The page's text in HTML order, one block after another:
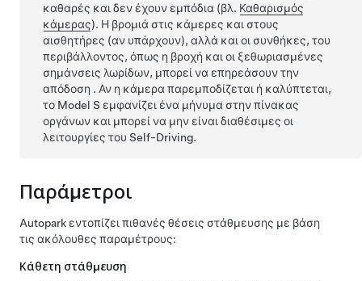
καθαρές και δεν έχουν εμπόδια (βλ. Καθαρισμός
κάμερας). Η βρομιά στις κάμερες και στους
αισθητήρες (αν υπάρχουν), αλλά και οι συνθήκες, του
περιβάλλοντος, όπως η βροχή και οι ξεθωριασμένες
σημάνσεις λωρίδων, μπορεί να επηρεάσουν την
απόδοση . Αν η κάμερα παρεμποδίζεται ή καλύπτεται,
το Model S εμφανίζει ένα μήνυμα στηνπίνακας
οργάνων και μπορεί να μην είναι διαθέσιμες οι
λειτουργίες τουSelf-Driving.
Παράμετροι
Autoparkεντοπίζει πιθανές θέσεις στάθμευσης με βάση
τις ακόλουθες παραμέτρους:
Κάθετη στάθμευση